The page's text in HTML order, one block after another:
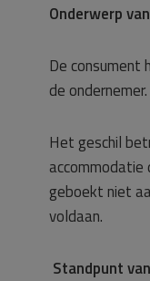
Onderwerp
De consument
de ondernemer.
Het geschil
accommodatie
geboekt niet
voldaan.
Standpunt